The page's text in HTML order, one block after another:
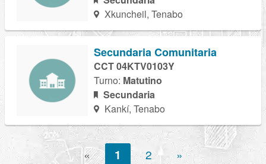
Xkuncheil, Tenabo
Secundaria Comunitaria
CCT 04KTV0103Y
Turno: Matutino
Secundaria
Kankí, Tenabo
« 1 2 »